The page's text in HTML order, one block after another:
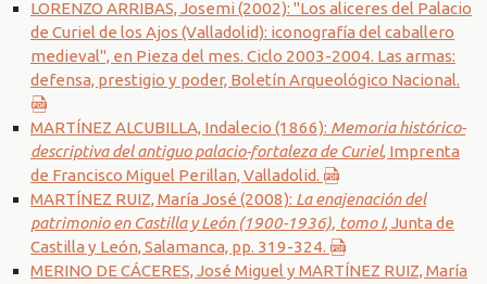
LORENZO ARRIBAS, Josemi (2002): "Los aliceres del Palacio
de Curiel de los Ajos (Valladolid): iconografía del caballero
medieval", en Pieza del mes. Ciclo 2003-2004. Las armas:
defensa, prestigio y poder, Boletín Arqueológico Nacional.
MARTÍNEZ ALCUBILLA, Indalecio (1866): Memoria histórico-
descriptiva del antiguo palacio-fortaleza de Curiel, Imprenta
de Francisco Miguel Perillan, Valladolid.
MARTÍNEZ RUIZ, María José (2008): La enajenación del
patrimonio en Castilla y León (1900-1936), tomo I, Junta de
Castilla y León, Salamanca, pp. 319-324.
MERINO DE CÁCERES, José Miguel y MARTÍNEZ RUIZ, María